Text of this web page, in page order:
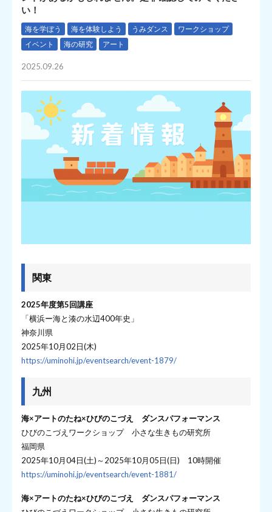
い！
海を学ぼう 海を体験しよう うみダンス
ワークショップ
イベント
海の研究 アート
2025.09.26
関東
2025年度第5回講座
「横浜ー海と湊の水辺400年史」
神奈川県
2025年10月02日(木)
https://uminohi.jp/eventsearch/event-1879/
九州
海×アートのたね×ひびのこづえ ダンスパフォーマンス
ひびのこづえワークショップ 小さな生きもの研究所
福岡県
2025年10月04日(土)～2025年10月05日(日) 10時開催
https://uminohi.jp/eventsearch/event-1881/
海×アートのたね×ひびのこづえ ダンスパフォーマンス